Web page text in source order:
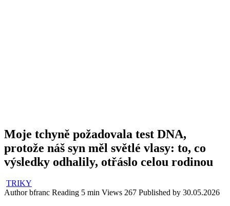
Moje tchyně požadovala test DNA,
protože náš syn měl světlé vlasy: to, co
výsledky odhalily, otřáslo celou rodinou
TRIKY
Author bfranc Reading 5 min Views 267 Published by 30.05.2026